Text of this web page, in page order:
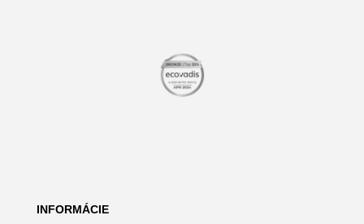
INFORMÁCIE